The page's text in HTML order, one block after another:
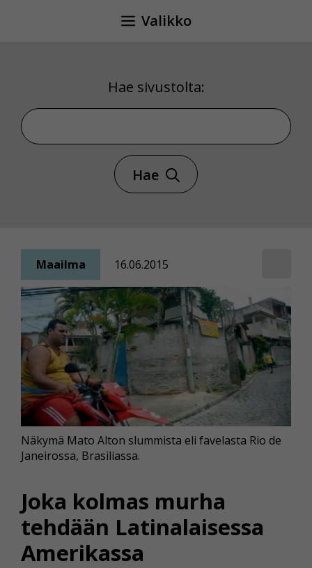
Valikko
Hae sivustolta:
Hae sivustolta
Hae
Maailma 16.06.2015
Joka kolmas murha
tehdään Latinalaisessa
Amerikassa
Näkymä Mato Alton slummista eli favelasta Rio de
Janeirossa, Brasiliassa.